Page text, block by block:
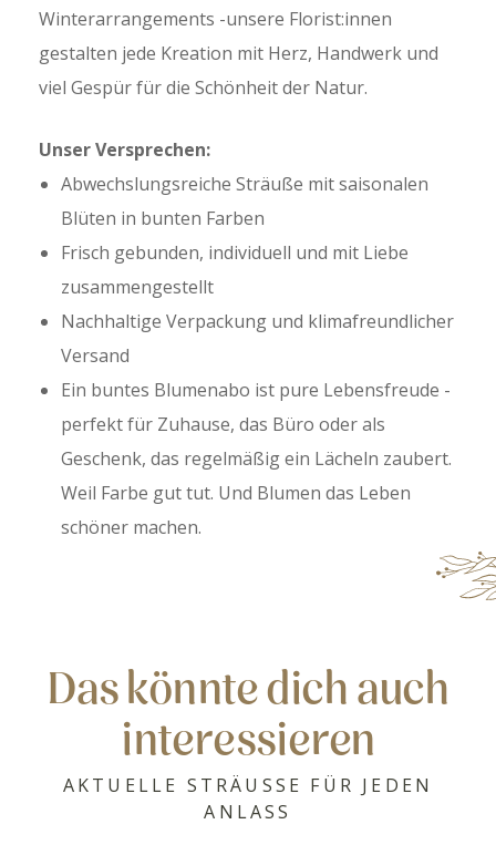
Winterarrangements -unsere Florist:innen
gestalten jede Kreation mit Herz, Handwerk und
viel Gespür für die Schönheit der Natur.
Unser Versprechen:
Abwechslungsreiche Sträuße mit saisonalen
Blüten in bunten Farben
Frisch gebunden, individuell und mit Liebe
zusammengestellt
Nachhaltige Verpackung und klimafreundlicher
Versand
Ein buntes Blumenabo ist pure Lebensfreude -
perfekt für Zuhause, das Büro oder als
Geschenk, das regelmäßig ein Lächeln zaubert.
Weil Farbe gut tut. Und Blumen das Leben
schöner machen.
Das könnte dich auch
interessieren
AKTUELLE STRÄUSSE FÜR JEDEN
ANLASS